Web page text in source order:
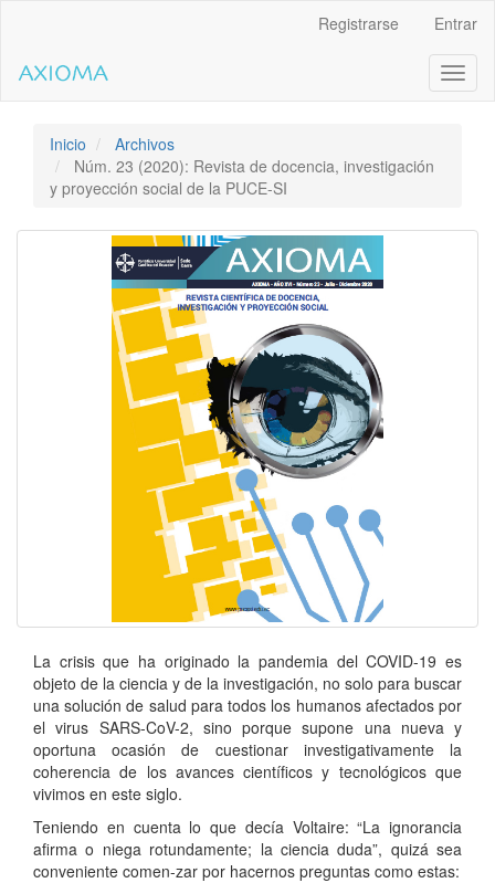
contenido
de
Navegación
principal
principal
Registrarse Entrar
Inicio
Archivos
Núm. 23 (2020): Revista de docencia, investigación
y proyección social de la PUCE-SI
La crisis que ha originado la pandemia del COVID-19 es
objeto de la ciencia y de la investigación, no solo para buscar
una solución de salud para todos los humanos afectados por
el virus SARS-CoV-2, sino porque supone una nueva y
oportuna ocasión de cuestionar investigativamente la
coherencia de los avances científicos y tecnológicos que
vivimos en este siglo.
Teniendo en cuenta lo que decía Voltaire: “La ignorancia
afirma o niega rotundamente; la ciencia duda”, quizá sea
conveniente comen-zar por hacernos preguntas como estas: